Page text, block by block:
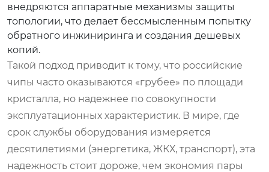
внедряются аппаратные механизмы защиты
топологии, что делает бессмысленным попытку
обратного инжиниринга и создания дешевых
копий.
Такой подход приводит к тому, что российские
чипы часто оказываются «грубее» по площади
кристалла, но надежнее по совокупности
эксплуатационных характеристик. В мире, где
срок службы оборудования измеряется
десятилетиями (энергетика, ЖКХ, транспорт), эта
надежность стоит дороже, чем экономия пары